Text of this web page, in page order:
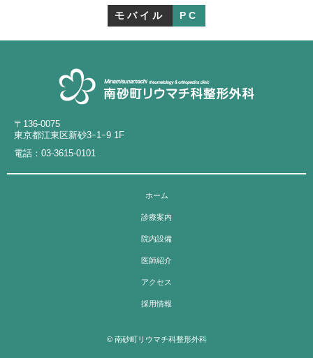
モバイル PC
〒136-0075
東京都江東区新砂3ｰ1ｰ9 1F
電話： 03-3615-0101
ホーム
診療案内
院内設備
医師紹介
アクセス
採用情報
© 南砂町リウマチ科整形外科